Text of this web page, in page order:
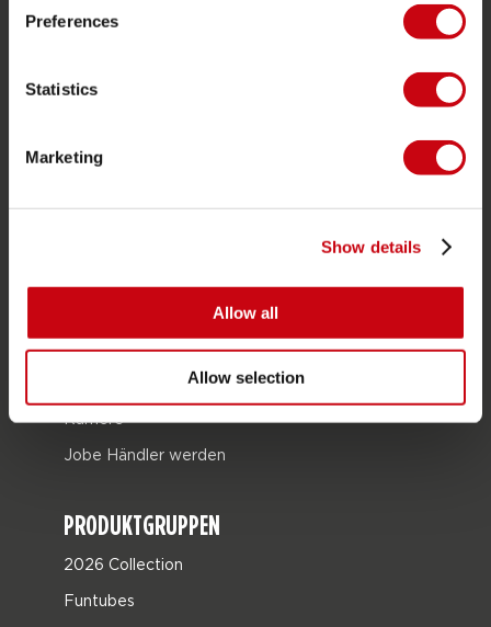
Preferences
Statistics
Marketing
Show details
Allow all
Allow selection
SERVICE
Ersatzteile
JOBE SPORTS
Karriere
Jobe Händler werden
PRODUKTGRUPPEN
2026 Collection
Funtubes